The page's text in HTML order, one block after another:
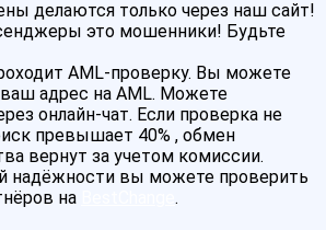
делаются только через наш сайт!
это мошенники! Будьте
AML-проверку. Вы можете
адрес на AML. Можете
онлайн-чат. Если проверка не
превышает 40% , обмен
вернут за учетом комиссии.
надёжности вы можете проверить
на
.